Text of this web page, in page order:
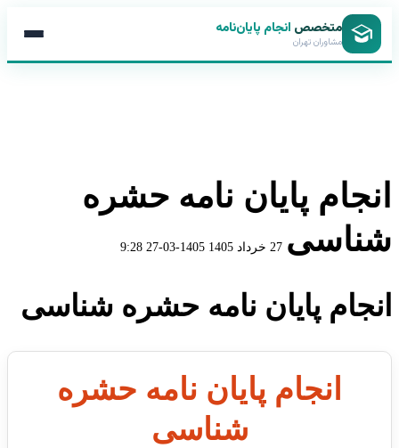
متخصص انجام پایان‌نامه
مشاوران تهران
انجام پایان نامه حشره
شناسی 27 خرداد 1405 1405-03-27 9:28
انجام پایان نامه حشره شناسی
انجام پایان نامه حشره
شناسی